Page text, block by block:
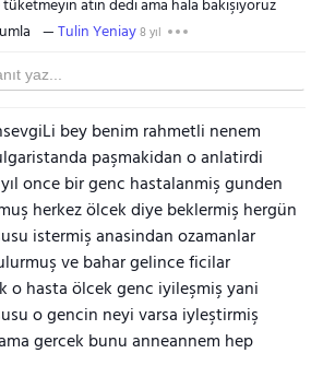
atın dedi ama hala bakışıyoruz
Tulin Yeniay8 yıl
bey benim rahmetli nenem
paşmakidan o anlatirdi
once bir genc hastalanmiş gunden
herkez ölcek diye beklermiş hergün
istermiş anasindan ozamanlar
ve bahar gelince ficilar
o hasta ölcek genc iyileşmiş yani
o gencin neyi varsa iyleştirmiş
gercek bunu anneannem hep